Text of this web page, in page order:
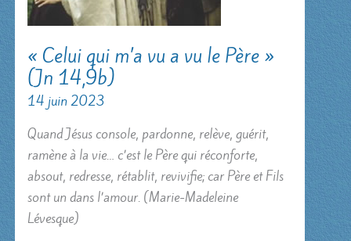
« Celui qui m’a vu a vu le Père »
(Jn 14,9b)
14 juin 2023
Quand Jésus console, pardonne, relève, guérit,
ramène à la vie… c’est le Père qui réconforte,
absout, redresse, rétablit, revivifie; car Père et Fils
sont un dans l’amour. (Marie-Madeleine
Lévesque)